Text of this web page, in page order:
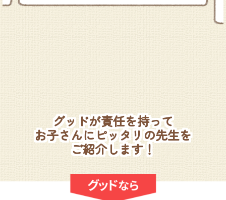
グッドが責任を持って
お子さんにピッタリの先生を
ご紹介します！